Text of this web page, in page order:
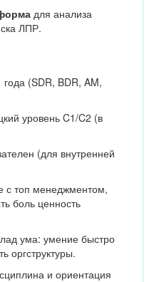
для анализа
ЛПР.
(SDR, BDR, AM,
уровень C1/C2 (в
(для внутренней
с топ менеджментом,
боль ценность
ума: умение быстро
оргструктуры.
и ориентация